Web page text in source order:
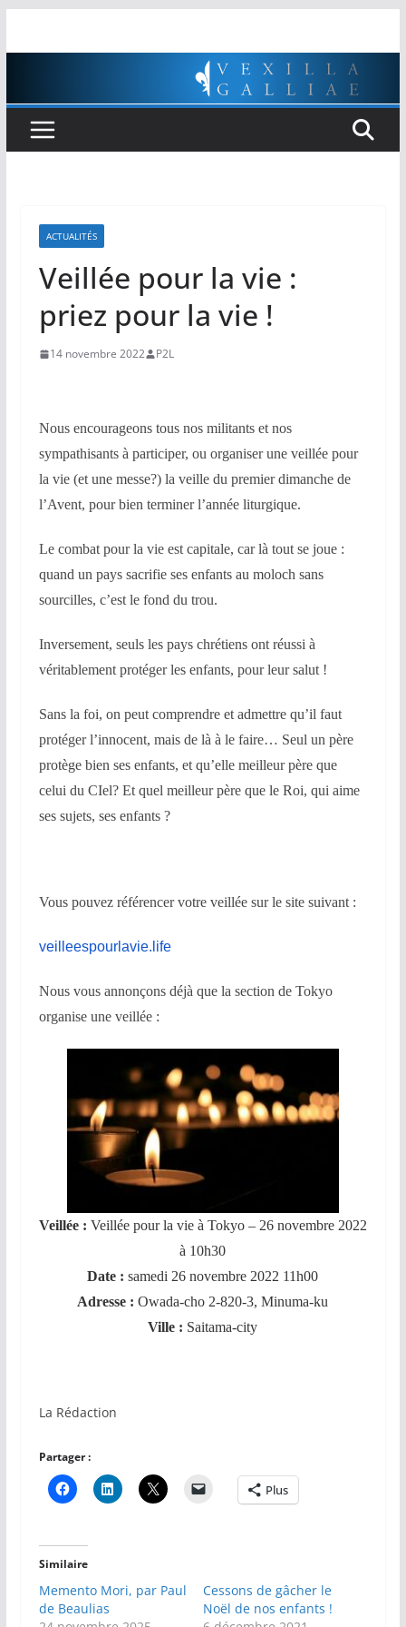
ACTUALITÉS
Veillée pour la vie :
priez pour la vie !
14 novembre 2022 P2L
Nous encourageons tous nos militants et nos
sympathisants à participer, ou organiser une veillée pour
la vie (et une messe?) la veille du premier dimanche de
l’Avent, pour bien terminer l’année liturgique.
Le combat pour la vie est capitale, car là tout se joue :
quand un pays sacrifie ses enfants au moloch sans
sourcilles, c’est le fond du trou.
Inversement, seuls les pays chrétiens ont réussi à
véritablement protéger les enfants, pour leur salut !
Sans la foi, on peut comprendre et admettre qu’il faut
protéger l’innocent, mais de là à le faire… Seul un père
protège bien ses enfants, et qu’elle meilleur père que
celui du CIel? Et quel meilleur père que le Roi, qui aime
ses sujets, ses enfants ?
Vous pouvez référencer votre veillée sur le site suivant :
veilleespourlavie.life
Nous vous annonçons déjà que la section de Tokyo
organise une veillée :
Veillée : Veillée pour la vie à Tokyo – 26 novembre 2022
à 10h30
Date :samedi 26 novembre 2022 11h00
Adresse :Owada-cho 2-820-3, Minuma-ku
Ville : Saitama-city
La Rédaction
Partager :
Plus
Similaire
Memento Mori, par Paul
de Beaulias
Cessons de gâcher le
Noël de nos enfants !